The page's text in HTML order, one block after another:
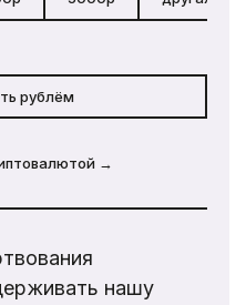
рублём
→
нашу